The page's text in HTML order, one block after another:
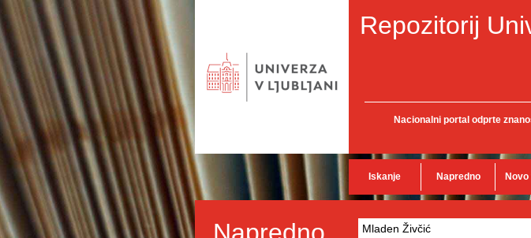
Repozitorij
Nacionalni portal odprte
Iskanje Napredno